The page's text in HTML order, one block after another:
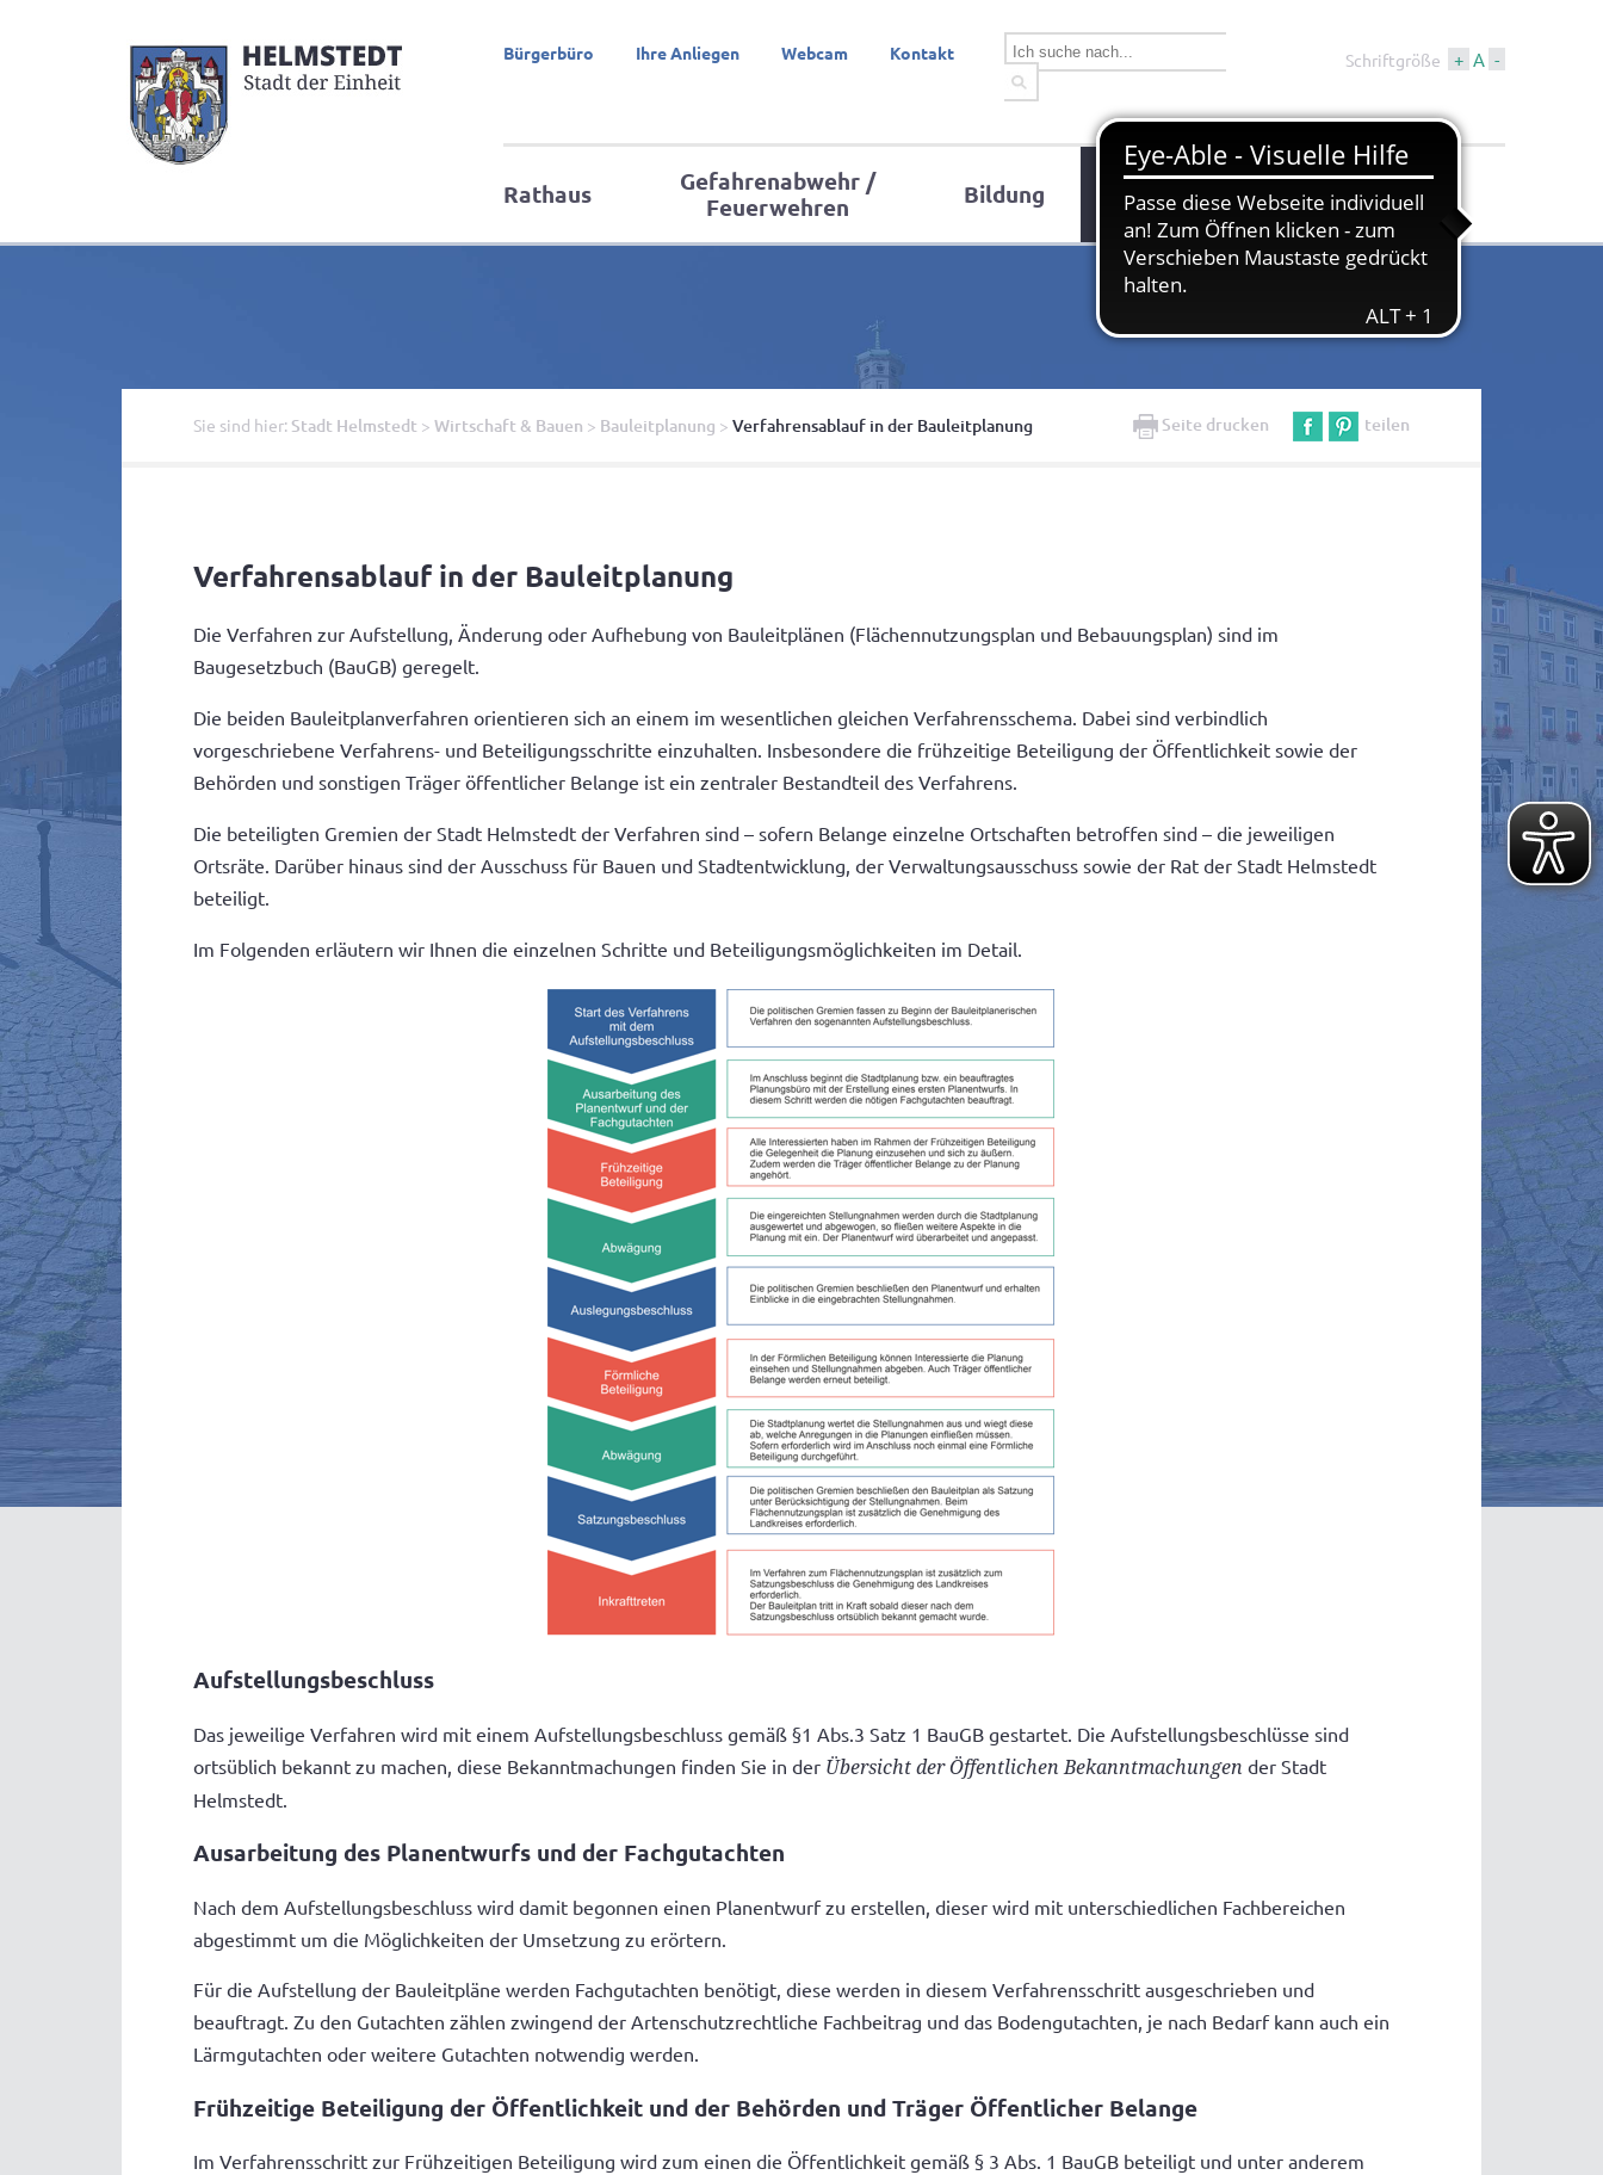
Bürgerbüro Ihre Anliegen Webcam Kontakt Schriftgröße + A -
Rathaus
Gefahrenabwehr /
Feuerwehren
Bildung
Wirtschaft &
Bauen
Tourismus &
Kultur
Sie sind hier: Stadt Helmstedt > Wirtschaft & Bauen > Bauleitplanung > Verfahrensablauf in der Bauleitplanung Seite drucken teilen
Verfahrensablauf in der Bauleitplanung
Die Verfahren zur Aufstellung, Änderung oder Aufhebung von Bauleitplänen (Flächennutzungsplan und Bebauungsplan) sind im
Baugesetzbuch (BauGB) geregelt.
Die beiden Bauleitplanverfahren orientieren sich an einem im wesentlichen gleichen Verfahrensschema. Dabei sind verbindlich
vorgeschriebene Verfahrens- und Beteiligungsschritte einzuhalten. Insbesondere die frühzeitige Beteiligung der Öffentlichkeit sowie der
Behörden und sonstigen Träger öffentlicher Belange ist ein zentraler Bestandteil des Verfahrens.
Die beteiligten Gremien der Stadt Helmstedt der Verfahren sind – sofern Belange einzelne Ortschaften betroffen sind – die jeweiligen
Ortsräte. Darüber hinaus sind der Ausschuss für Bauen und Stadtentwicklung, der Verwaltungsausschuss sowie der Rat der Stadt Helmstedt
beteiligt.
Im Folgenden erläutern wir Ihnen die einzelnen Schritte und Beteiligungsmöglichkeiten im Detail.
Aufstellungsbeschluss
Das jeweilige Verfahren wird mit einem Aufstellungsbeschluss gemäß §1 Abs.3 Satz 1 BauGB gestartet. Die Aufstellungsbeschlüsse sind
ortsüblich bekannt zu machen, diese Bekanntmachungen finden Sie in der Übersicht der Öffentlichen Bekanntmachungen der Stadt
Helmstedt.
Ausarbeitung des Planentwurfs und der Fachgutachten
Nach dem Aufstellungsbeschluss wird damit begonnen einen Planentwurf zu erstellen, dieser wird mit unterschiedlichen Fachbereichen
abgestimmt um die Möglichkeiten der Umsetzung zu erörtern.
Für die Aufstellung der Bauleitpläne werden Fachgutachten benötigt, diese werden in diesem Verfahrensschritt ausgeschrieben und
beauftragt. Zu den Gutachten zählen zwingend der Artenschutzrechtliche Fachbeitrag und das Bodengutachten, je nach Bedarf kann auch ein
Lärmgutachten oder weitere Gutachten notwendig werden.
Frühzeitige Beteiligung der Öffentlichkeit und der Behörden und Träger Öffentlicher Belange
Im Verfahrensschritt zur Frühzeitigen Beteiligung wird zum einen die Öffentlichkeit gemäß § 3 Abs. 1 BauGB beteiligt und unter anderem